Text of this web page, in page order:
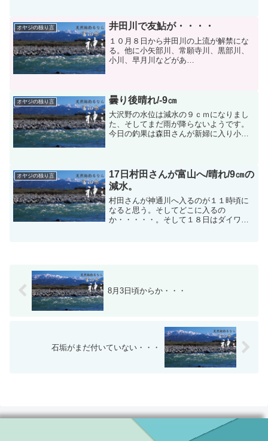
すが今シーズン最高の人の出であったよ
うです。釣り人が多いと釣果...
オヤジの独り言 井田川で友鮎が・・・・
１０月８日から井田川の上流が解禁にな
る。他に小矢部川、常願寺川、黒部川、
小川、早月川などがあ
たとのことである。場所はスーパー農道
の上...
オヤジの独り言 曇り後晴れ/-9㎝
大沢野の水位は減水の９ｃｍになりまし
た、そしてまだ雨が降らないようです。
今日の釣果は森田さんが新婦に入り小物
り余り好きなところに入れな...
オヤジの独り言
17日村田さんが富山へ/晴れ/9㎝の
減水。
村田さんが神通川へ入るのが１１時頃に
なると思う。そしてどこに入るの
か・・・・・。そして１８日はダイワの
8月3日頃からか・・・
石垢がまだ付いていない・・・